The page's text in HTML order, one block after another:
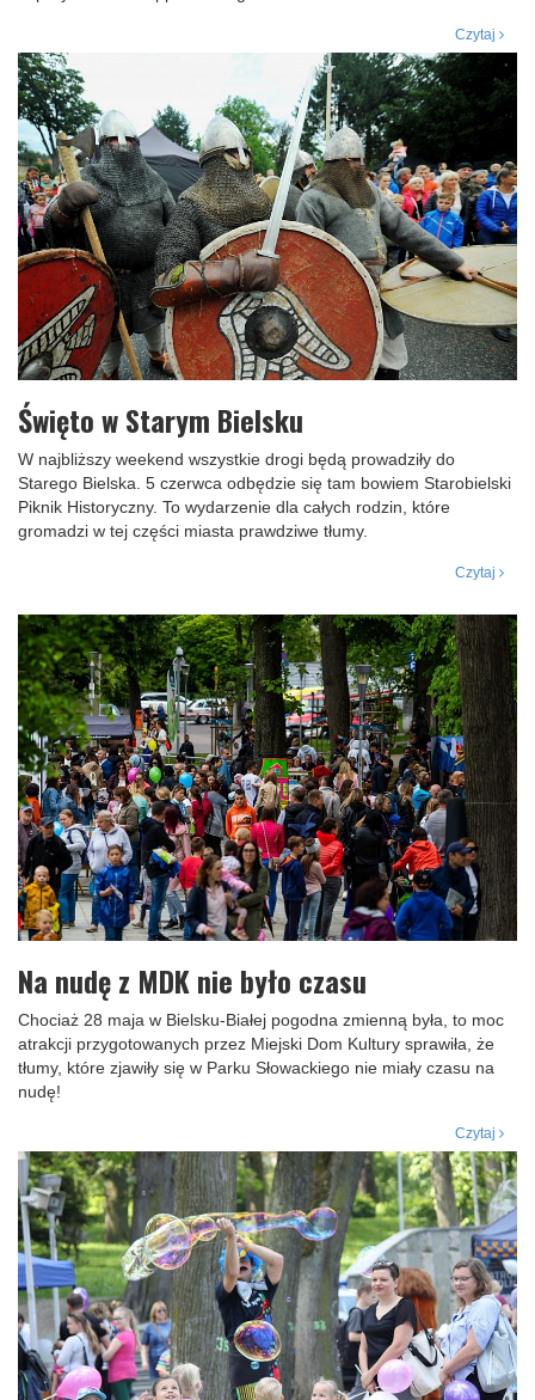
Czytaj
Święto w Starym Bielsku
W najbliższy weekend wszystkie drogi będą prowadziły do
Starego Bielska. 5 czerwca odbędzie się tam bowiem Starobielski
Piknik Historyczny. To wydarzenie dla całych rodzin, które
gromadzi w tej części miasta prawdziwe tłumy.
Czytaj
Na nudę z MDK nie było czasu
Chociaż 28 maja w Bielsku-Białej pogodna zmienną była, to moc
atrakcji przygotowanych przez Miejski Dom Kultury sprawiła, że
tłumy, które zjawiły się w Parku Słowackiego nie miały czasu na
nudę!
Czytaj